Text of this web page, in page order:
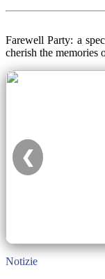
Farewell Party: a
cherish the memories
❮
Notizie